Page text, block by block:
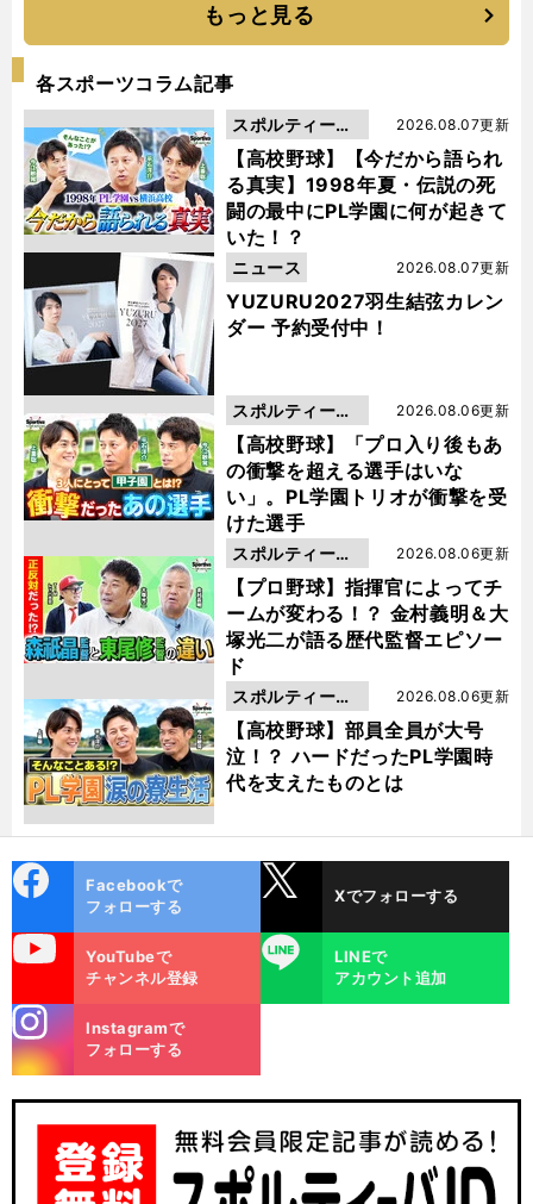
もっと見る
各スポーツコラム記事
【高校野球】【今だから語られ
る真実】1998年夏・伝説の死
闘の最中にPL学園に何が起きて
いた！？
2026.08.07更新
スポルティーバ
動画
YUZURU2027羽生結弦カレン
ダー 予約受付中！
2026.08.07更新
ニュース
【高校野球】「プロ入り後もあ
の衝撃を超える選手はいな
い」。PL学園トリオが衝撃を受
けた選手
2026.08.06更新
スポルティーバ
動画
【プロ野球】指揮官によってチ
ームが変わる！？ 金村義明＆大
塚光二が語る歴代監督エピソー
ド
2026.08.06更新
スポルティーバ
動画
【高校野球】部員全員が大号
泣！？ ハードだったPL学園時
代を支えたものとは
2026.08.06更新
スポルティーバ
動画
ok
Facebookで
フォローする
Xでフォローする
YouTubeで
チャンネル登録
LINE
LINEで
アカウント追加
m
Instagramで
フォローする